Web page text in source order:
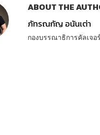
ABOUT THE
ภัทรณกัญ อนันเต่า
กองบรรณาธิการคัลเจอ